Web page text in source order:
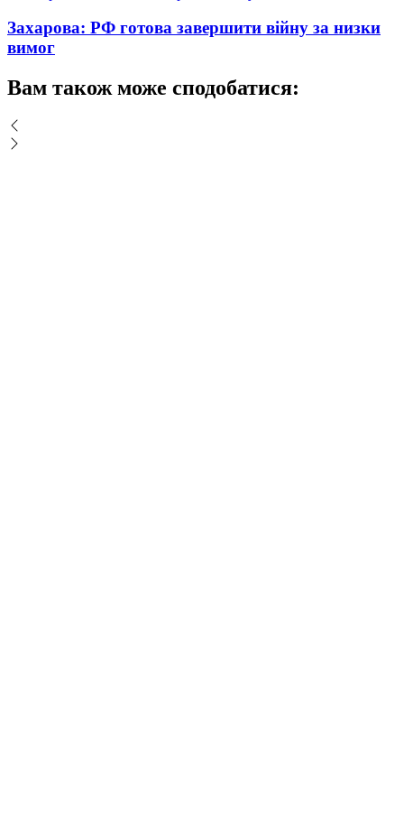
Захарова: РФ готова завершити війну за низки
вимог
Вам також може сподобатися: